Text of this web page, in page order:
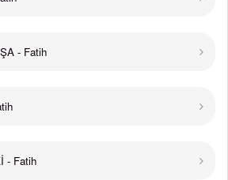
- Fatih
- Fatih